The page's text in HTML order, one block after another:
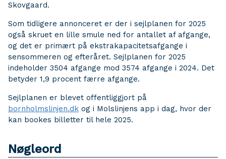
Skovgaard.
Som tidligere annonceret er der i sejlplanen for 2025
også skruet en lille smule ned for antallet af afgange,
og det er primært på ekstrakapacitetsafgange i
sensommeren og efteråret. Sejlplanen for 2025
indeholder 3504 afgange mod 3574 afgange i 2024. Det
betyder 1,9 procent færre afgange.
Sejlplanen er blevet offentliggjort på
bornholmslinjen.dk og i Molslinjens app i dag, hvor der
kan bookes billetter til hele 2025.
Nøgleord